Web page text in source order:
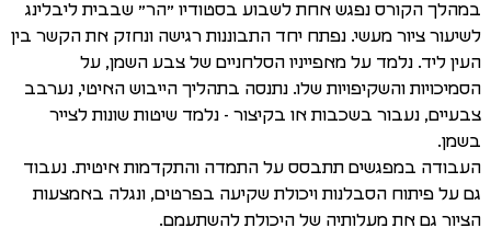
במהלך הקורס נפגש אחת לשבוע בסטודיו ״הר״ שבבית ליבלינג
לשיעור ציור מעשי. נפתח יחד התבוננות רגישה ונחזק את הקשר בין
העין ליד. נלמד על מאפייניו הסלחניים של צבע השמן, על
הסמיכויות והשקיפויות שלו. נתנסה בתהליך הייבוש האיטי, נערבב
צבעיים, נעבור בשכבות או בקיצור - נלמד שיטות שונות לצייר
בשמן.
העבודה במפגשים תתבסס על התמדה והתקדמות איטית. נעבוד
גם על פיתוח הסבלנות ויכולת שקיעה בפרטים, ונגלה באמצעות
הציור גם את מעלותיה של היכולת להשתעמם.